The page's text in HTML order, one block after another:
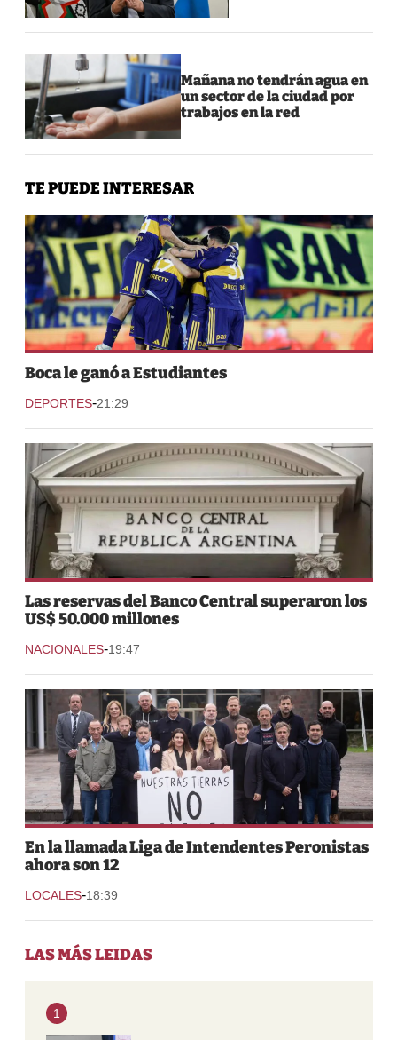
Mañana no tendrán agua en
un sector de la ciudad por
trabajos en la red
TE PUEDE INTERESAR
Boca le ganó a Estudiantes
DEPORTES-21:29
Las reservas del Banco Central superaron los
US$ 50.000 millones
NACIONALES-19:47
En la llamada Liga de Intendentes Peronistas
ahora son 12
LOCALES-18:39
LAS MÁS LEIDAS
1